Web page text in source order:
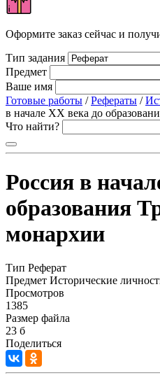
Оформите заказ сейчас и
Тип задания
Предмет
Ваше имя
Готовые работы /Рефераты /
в начале XX века до
Что найти?
Россия в
образования
монархии
Тип Реферат
Предмет Исторические
Просмотров
1385
Размер файла
23 б
Поделиться